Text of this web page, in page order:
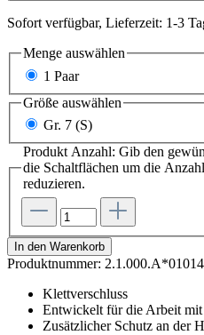
Sofort verfügbar, Lieferzeit: 1-3
Menge auswählen
1 Paar
Größe auswählen
Gr. 7 (S)
Produkt Anzahl: Gib den
die Schaltflächen um die
reduzieren.
In den Warenkorb
Produktnummer:
Klettverschluss
Entwickelt für die Arbeit mit
Zusätzlicher Schutz an der